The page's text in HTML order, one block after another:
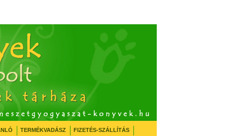
TERMÉKVADÁSZ FIZETÉS-SZÁLLÍTÁS